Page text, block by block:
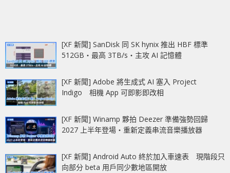
[XF 新聞] SanDisk 同 SK hynix 推出 HBF 標準
512GB‧最高 3TB/s‧主攻 AI 記憶體
[XF 新聞] Adobe 將生成式 AI 塞入 Project
Indigo 相機 App 可即影即改相
[XF 新聞] Winamp 夥拍 Deezer 準備強勢回歸
2027 上半年登場‧重新定義串流音樂播放器
[XF 新聞] Android Auto 終於加入車速表 現階段只
向部分 beta 用戶同少數地區開放